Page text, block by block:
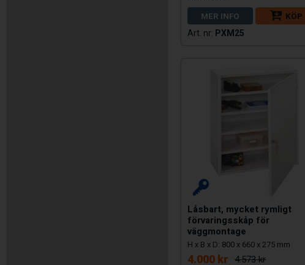
MER INFO
KÖP
PXM25
Låsbart, mycket rymligt
förvaringsskåp för
väggmontage
H x B x D: 800 x 660 x 275 mm
4.000 kr 4.573 kr